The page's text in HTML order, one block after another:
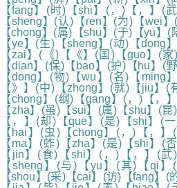
【fang】(时)【shi】(，)【，】(
【sheng】(认)【ren】(为)【wei
【chong】(属)【shu】(于)【yu】
【ye】(生)【sheng】(动)【dong
【zai】(《)【《】(国)【guo】(
【dian】(保)【bao】(护)【hu】(
【dong】(物)【wu】(名)【ming
【》】(中)【zhong】(就)【jiu】
【chong】(纲)【gang】(，)【，
【zha】(虽)【sui】(属)【shu】(
【，】(却)【que】(是)【shi】(
【hai】(虫)【chong】(，)【，
【ma】(蚱)【zha】(是)【shi】(
【jin】(食)【shi】(，)【，】(
【sheng】(与)【yu】(其)【qi
【shou】(采)【cai】(访)【fang】